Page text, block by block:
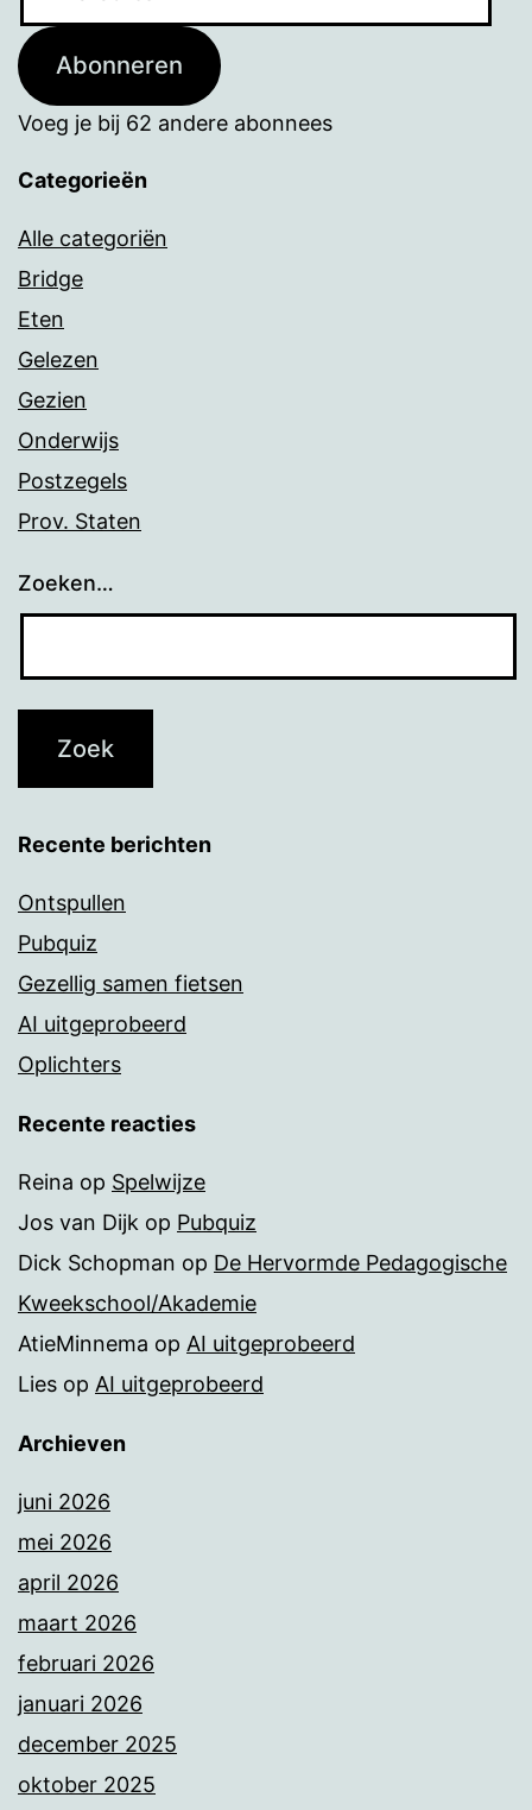
Abonneren
Voeg je bij 62 andere abonnees
Categorieën
Alle categoriën
Bridge
Eten
Gelezen
Gezien
Onderwijs
Postzegels
Prov. Staten
Zoeken…
Recente berichten
Ontspullen
Pubquiz
Gezellig samen fietsen
AI uitgeprobeerd
Oplichters
Recente reacties
Reina op Spelwijze
Jos van Dijk op Pubquiz
Dick Schopman op De Hervormde Pedagogische
Kweekschool/Akademie
AtieMinnema op AI uitgeprobeerd
Lies op AI uitgeprobeerd
Archieven
juni 2026
mei 2026
april 2026
maart 2026
februari 2026
januari 2026
december 2025
oktober 2025